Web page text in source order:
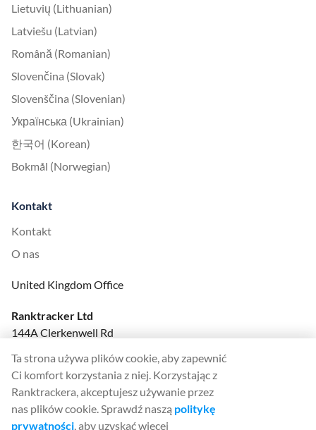
Lietuvių (Lithuanian)
Latviešu (Latvian)
Română (Romanian)
Slovenčina (Slovak)
Slovenščina (Slovenian)
Українська (Ukrainian)
한국어 (Korean)
Bokmål (Norwegian)
Kontakt
Kontakt
O nas
United Kingdom Office
Ranktracker Ltd
144A Clerkenwell Rd
Company No: 08820809
felix@ranktracker.com
Ta strona używa plików cookie, aby zapewnić
Ci komfort korzystania z niej. Korzystając z
Ranktrackera, akceptujesz używanie przez
nas plików cookie. Sprawdź naszą politykę
prywatności, aby uzyskać więcej